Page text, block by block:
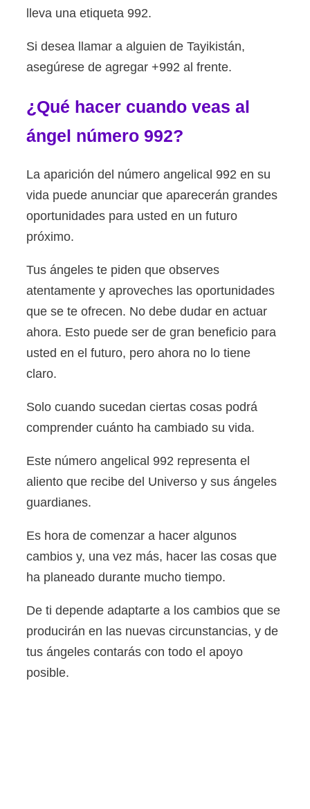
lleva una etiqueta 992.
Si desea llamar a alguien de Tayikistán,
asegúrese de agregar +992 al frente.
¿Qué hacer cuando veas al
ángel número 992?
La aparición del número angelical 992 en su
vida puede anunciar que aparecerán grandes
oportunidades para usted en un futuro
próximo.
Tus ángeles te piden que observes
atentamente y aproveches las oportunidades
que se te ofrecen. No debe dudar en actuar
ahora. Esto puede ser de gran beneficio para
usted en el futuro, pero ahora no lo tiene
claro.
Solo cuando sucedan ciertas cosas podrá
comprender cuánto ha cambiado su vida.
Este número angelical 992 representa el
aliento que recibe del Universo y sus ángeles
guardianes.
Es hora de comenzar a hacer algunos
cambios y, una vez más, hacer las cosas que
ha planeado durante mucho tiempo.
De ti depende adaptarte a los cambios que se
producirán en las nuevas circunstancias, y de
tus ángeles contarás con todo el apoyo
posible.